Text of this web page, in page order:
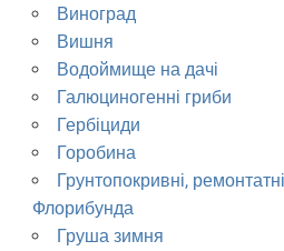
Виноград
Вишня
Водоймище на дачі
Галюциногенні гриби
Гербіциди
Горобина
Грунтопокривні,
Флорибунда
Груша зимня